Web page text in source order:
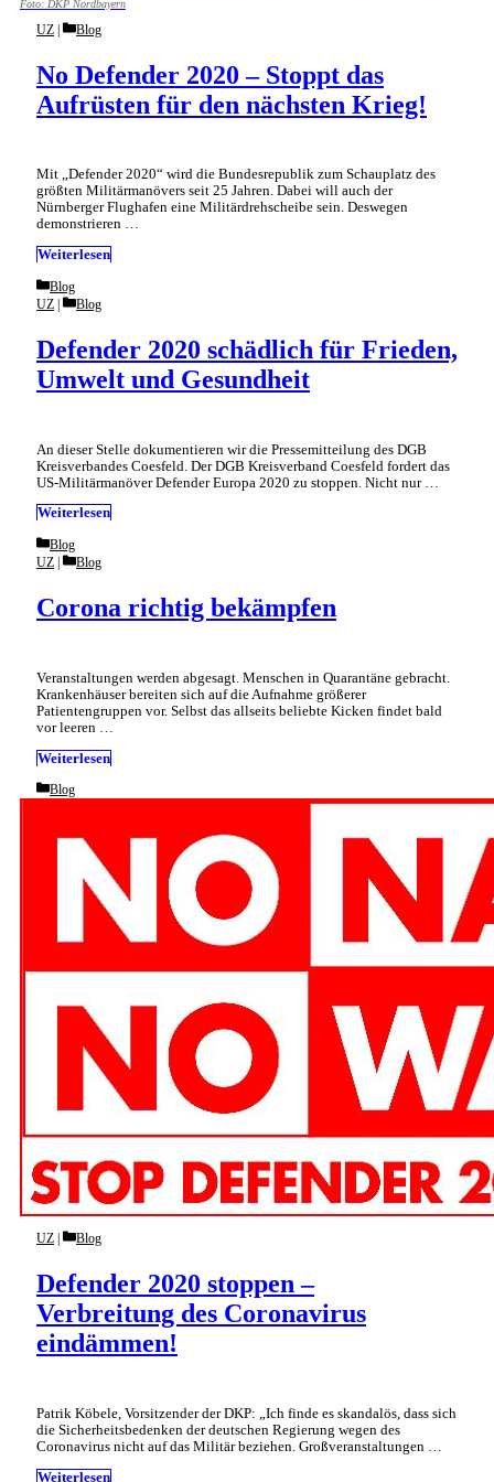
Foto: DKP Nordbayern
No Defender 2020 – Stoppt das
Aufrüsten für den nächsten Krieg!
UZ Categories
Blog
Mit „Defender 2020“ wird die Bundesrepublik zum Schauplatz des
größten Militärmanövers seit 25 Jahren. Dabei will auch der
Nürnberger Flughafen eine Militärdrehscheibe sein. Deswegen
demonstrieren …
Weiterlesen
Categories
Blog
Defender 2020 schädlich für Frieden,
Umwelt und Gesundheit
UZ Categories
Blog
An dieser Stelle dokumentieren wir die Pressemitteilung des DGB
Kreisverbandes Coesfeld. Der DGB Kreisverband Coesfeld fordert das
US-Militärmanöver Defender Europa 2020 zu stoppen. Nicht nur …
Weiterlesen
Categories
Blog
Corona richtig bekämpfen
UZ Categories
Blog
Veranstaltungen werden abgesagt. Menschen in Quarantäne gebracht.
Krankenhäuser bereiten sich auf die Aufnahme größerer
Patientengruppen vor. Selbst das allseits beliebte Kicken findet bald
vor leeren …
Weiterlesen
Categories
Blog
Defender 2020 stoppen –
Verbreitung des Coronavirus
eindämmen!
UZ Categories
Blog
Patrik Köbele, Vorsitzender der DKP: „Ich finde es skandalös, dass sich
die Sicherheitsbedenken der deutschen Regierung wegen des
Coronavirus nicht auf das Militär beziehen. Großveranstaltungen …
Weiterlesen